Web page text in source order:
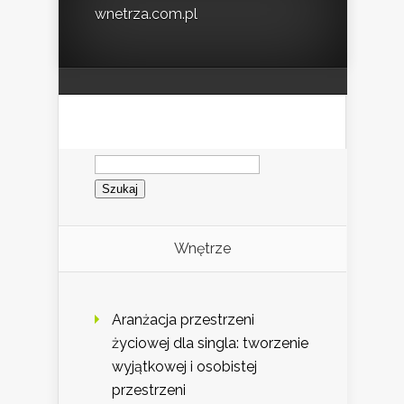
wnetrza.com.pl
Szukaj:
Wnętrze
Aranżacja przestrzeni
życiowej dla singla: tworzenie
wyjątkowej i osobistej
przestrzeni